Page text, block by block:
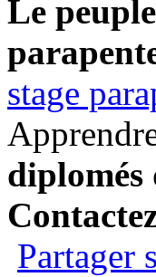
Le
stage
diplomés
Partager